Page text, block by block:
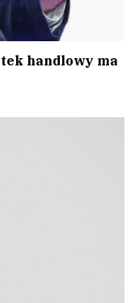
handlowy ma